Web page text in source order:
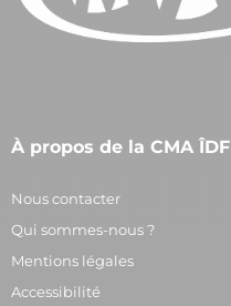
À propos de la CMA ÎDF
Nous contacter
Qui sommes-nous ?
Mentions légales
Accessibilité